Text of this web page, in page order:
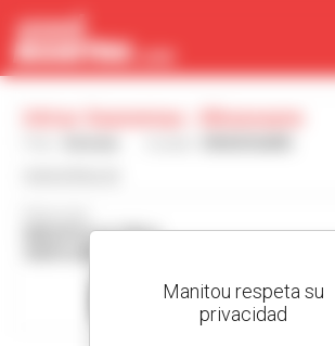
NIIDUPOLLU TEE 4
Contactar con el
Panel de gestión de cookies
Manitou respeta su
privacidad